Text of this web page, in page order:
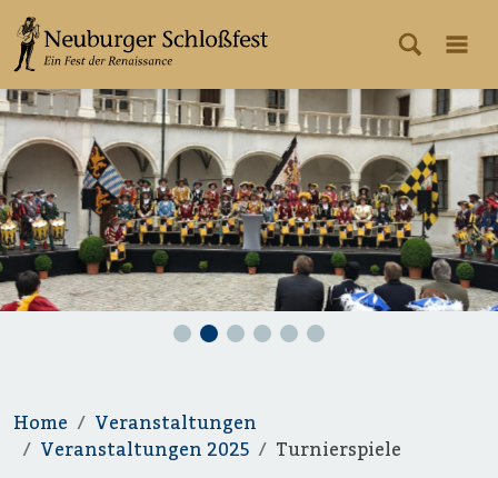
Home
Veranstaltungen
Veranstaltungen 2025
Turnierspiele